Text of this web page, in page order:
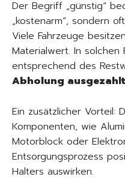
Der Begriff „günstig“
„kostenarm“, sondern
Viele Fahrzeuge
Materialwert. In solchen
entsprechend des
Abholung ausgezahlt
Ein zusätzlicher Vorteil:
Komponenten, wie
Motorblock oder
Entsorgungsprozess
Halters auswirken.